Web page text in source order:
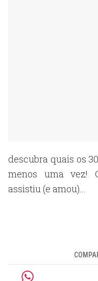
descubra quais os
menos uma vez!
assistiu (e amou)...